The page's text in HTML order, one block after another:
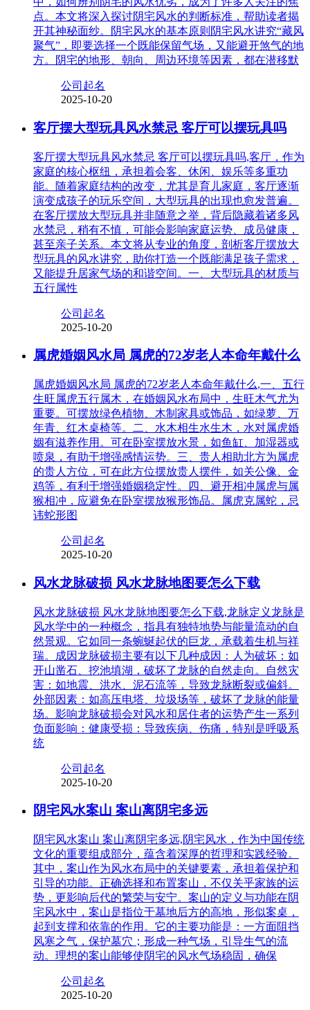
点。本文将深入探讨阴宅风水的判断标准，帮助读者揭
开其神秘面纱。阴宅风水的基本原则阴宅风水讲究“藏风
聚气”，即要选择一个既能保留气场，又能避开煞气的地
方。阴宅的地形、朝向、周边环境等因素，都在潜移默
公司起名
2025-10-20
客厅摆大型玩具风水禁忌 客厅可以摆玩具吗
客厅摆大型玩具风水禁忌 客厅可以摆玩具吗,客厅，作为
家庭的核心枢纽，承担着会客、休闲、娱乐等多重功
能。随着家庭结构的改变，尤其是育儿家庭，客厅逐渐
演变成孩子的玩乐空间，大型玩具的出现也愈发普遍。
在客厅摆放大型玩具并非随意之举，背后隐藏着诸多风
水禁忌，稍有不慎，可能会影响家庭运势、成员健康，
甚至亲子关系。本文将从专业的角度，剖析客厅摆放大
型玩具的风水讲究，助你打造一个既能满足孩子需求，
又能提升居家气场的和谐空间。一、大型玩具的材质与
五行属性
公司起名
2025-10-20
属虎婚姻风水局 属虎的72岁老人本命年戴什么
属虎婚姻风水局 属虎的72岁老人本命年戴什么,一、五行
生旺属虎五行属木，在婚姻风水布局中，生旺木气尤为
重要。可摆放绿色植物、木制家具或饰品，如绿萝、万
年青、红木桌椅等。二、水木相生水生木，水对属虎婚
姻有滋养作用。可在卧室摆放水景，如鱼缸、加湿器或
喷泉，有助于增强感情运势。三、贵人相助北方为属虎
的贵人方位，可在此方位摆放贵人摆件，如关公像、金
鸡等，有利于增强婚姻稳定性。四、避开相冲属虎与属
猴相冲，应避免在卧室摆放猴形饰品。属虎克属蛇，忌
讳蛇形图
公司起名
2025-10-20
风水龙脉破损 风水龙脉地图要怎么下载
风水龙脉破损 风水龙脉地图要怎么下载,龙脉定义龙脉是
风水学中的一种概念，指具有独特地势与能量流动的自
然景观。它如同一条蜿蜒起伏的巨龙，承载着生机与祥
瑞。成因龙脉破损主要有以下几种成因：人为破坏：如
开山凿石、挖池填湖，破坏了龙脉的自然走向。自然灾
害：如地震、洪水、泥石流等，导致龙脉断裂或偏斜。
外部因素：如高压电塔、垃圾场等，破坏了龙脉的能量
场。影响龙脉破损会对风水和居住者的运势产生一系列
负面影响：健康受损：导致疾病、伤痛，特别是呼吸系
统
公司起名
2025-10-20
阴宅风水案山 案山离阴宅多远
阴宅风水案山 案山离阴宅多远,阴宅风水，作为中国传统
文化的重要组成部分，蕴含着深厚的哲理和实践经验。
其中，案山作为风水布局中的关键要素，承担着保护和
引导的功能。正确选择和布置案山，不仅关乎家族的运
势，更影响后代的繁荣与安宁。案山的定义与功能在阴
宅风水中，案山是指位于墓地后方的高地，形似案桌，
起到支撑和依靠的作用。它的主要功能是：一方面阻挡
风寒之气，保护墓穴；形成一种气场，引导生气的流
动。理想的案山能够使阴宅的风水气场稳固，确保
公司起名
2025-10-20